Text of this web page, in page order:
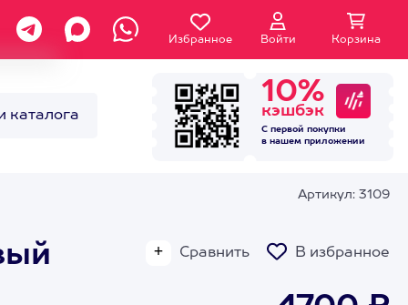
Избранное Войти Корзина
каталога
10%
кэшбэк
С первой покупки
в нашем приложении
Артикул: 3109
Сравнить В избранное